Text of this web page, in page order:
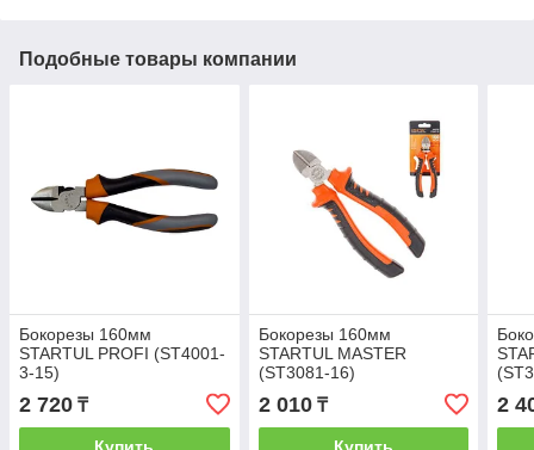
Подобные товары компании
Бокорезы 160мм
STARTUL PROFI (ST4001-
3-15)
2 720 ₸
Бокорезы 160мм
STARTUL MASTER
(ST3081-16)
2 010₸ 2